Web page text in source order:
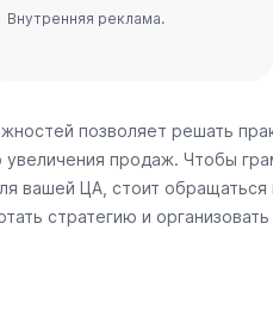
Внутренняя реклама.
позволяет решать
продаж. Чтобы
вашей ЦА, стоит
стратегию и